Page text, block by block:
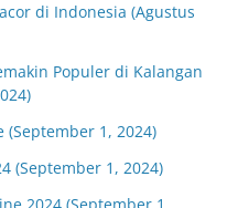
di Indonesia (Agustus
Populer di Kalangan
(September 1, 2024)
(September 1, 2024)